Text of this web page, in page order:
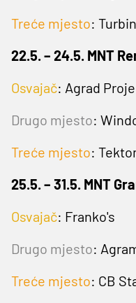
Treće mjesto:
22.5. – 24.5. MNT
Osvajač: Agrad
Drugo mjesto:
Treće mjesto:
25.5. – 31.5. MNT
Osvajač: Franko's
Drugo mjesto:
Treće mjesto: CB